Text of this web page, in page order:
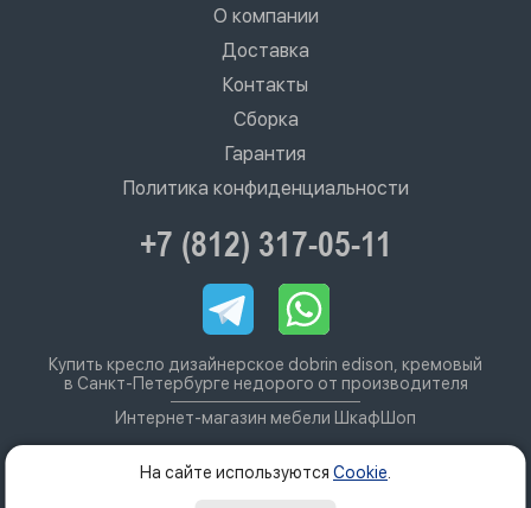
О компании
Доставка
Контакты
Сборка
Гарантия
Политика конфиденциальности
+7 (812) 317-05-11
Купить кресло дизайнерское dobrin edison, кремовый
в Санкт-Петербурге недорого от производителя
Интернет-магазин мебели ШкафШоп
На сайте используются Cookie